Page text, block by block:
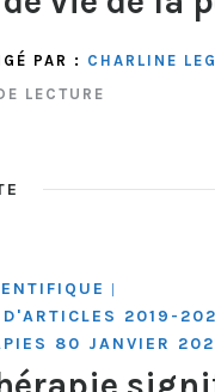
PAR : CHARLINE
LECTURE
|
D'ARTICLES 2019-
80 JANVIER